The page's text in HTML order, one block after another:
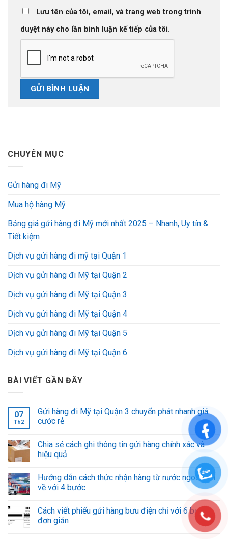
Lưu tên của tôi, email, và trang web trong trình
duyệt này cho lần bình luận kế tiếp của tôi.
CHUYÊN MỤC
Gửi hàng đi Mỹ
Mua hộ hàng Mỹ
Bảng giá gửi hàng đi Mỹ mới nhất 2025 – Nhanh, Uy tín &
Tiết kiệm
Dịch vụ gửi hàng đi mỹ tại Quận 1
Dịch vụ gửi hàng đi Mỹ tại Quận 2
Dịch vụ gửi hàng đi Mỹ tại Quận 3
Dịch vụ gửi hàng đi Mỹ tại Quận 4
Dịch vụ gửi hàng đi Mỹ tại Quận 5
Dịch vụ gửi hàng đi Mỹ tại Quận 6
BÀI VIẾT GẦN ĐÂY
07
Th2
Gửi hàng đi Mỹ tại Quận 3 chuyển phát nhanh giá
cước rẻ
Chia sẻ cách ghi thông tin gửi hàng chính xác và
hiệu quả
Hướng dẫn cách thức nhận hàng từ nước ngoài gửi
về với 4 bước
Cách viết phiếu gửi hàng bưu điện chỉ với 6 bước
đơn giản